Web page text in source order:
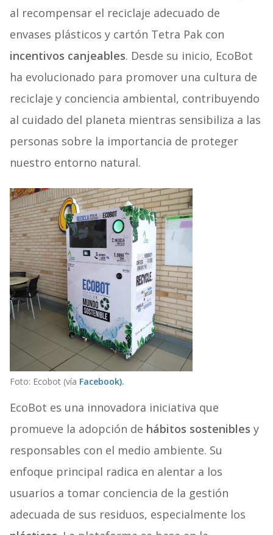
al recompensar el reciclaje adecuado de
envases plásticos y cartón Tetra Pak con
incentivos canjeables. Desde su inicio, EcoBot
ha evolucionado para promover una cultura de
reciclaje y conciencia ambiental, contribuyendo
al cuidado del planeta mientras sensibiliza a las
personas sobre la importancia de proteger
nuestro entorno natural.
Foto: Ecobot (vía Facebook).
EcoBot es una innovadora iniciativa que
promueve la adopción de hábitos sostenibles y
responsables con el medio ambiente. Su
enfoque principal radica en alentar a los
usuarios a tomar conciencia de la gestión
adecuada de sus residuos, especialmente los